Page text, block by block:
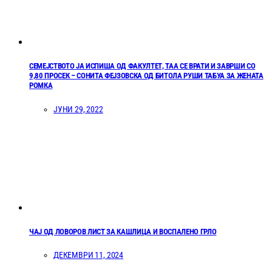
СЕМЕЈСТВОТО ЈА ИСПИША ОД ФАКУЛТЕТ, ТАА СЕ ВРАТИ И ЗАВРШИ СО
9,80 ПРОСЕК – СОНИТА ФЕЈЗОВСКА ОД БИТОЛА РУШИ ТАБУА ЗА ЖЕНАТА
РОМКА
ЈУНИ 29, 2022
ЧАЈ ОД ЛОВОРОВ ЛИСТ ЗА КАШЛИЦА И ВОСПАЛЕНО ГРЛО
ДЕКЕМВРИ 11, 2024